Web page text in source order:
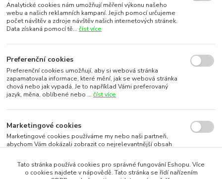
Analytické cookies nám umožňují měření výkonu našeho
webu a našich reklamních kampaní. Jejich pomocí určujeme
počet návštěv a zdroje návštěv našich internetových stránek.
Data získaná pomocí tě...číst více
Preferenční cookies
Preferenční cookies umožňují, aby si webová stránka
zapamatovala informace, které mění, jak se webová stránka
chová nebo jak vypadá. Je to například Vámi preferovaný
jazyk, měna, oblíbené nebo ...číst více
Marketingové cookies
Marketingové cookies používáme my nebo naši partneři,
abychom Vám dokázali zobrazit co nejrelevantnější obsah
subjektů. To je možn...
Tato stránka používá cookies pro správné fungování Eshopu. Více
o cookies najdete v nápovědě. Tato stránka se řídí nařízením